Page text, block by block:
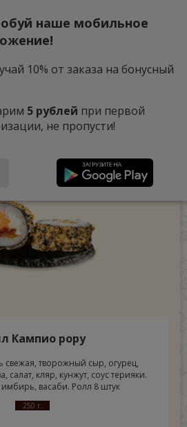
Кампио рору
свежая, творожный сыр, огурец,
салат, кляр, кунжут, соус терияки.
васаби. Ролл 8 штук
250 г.
наше мобильное
10% от заказа на бонусный
5 рублей при первой
не пропусти!